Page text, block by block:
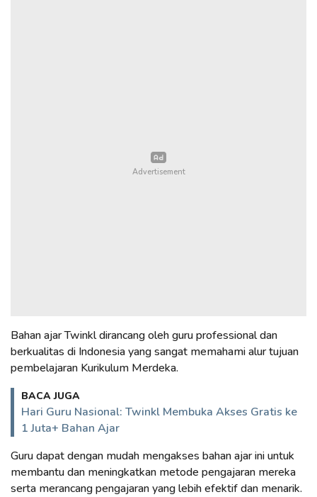
Bahan ajar Twinkl dirancang oleh guru professional dan
berkualitas di Indonesia yang sangat memahami alur tujuan
pembelajaran Kurikulum Merdeka.
BACA JUGA
Hari Guru Nasional: Twinkl Membuka Akses Gratis ke
1 Juta+ Bahan Ajar
Guru dapat dengan mudah mengakses bahan ajar ini untuk
membantu dan meningkatkan metode pengajaran mereka
serta merancang pengajaran yang lebih efektif dan menarik.